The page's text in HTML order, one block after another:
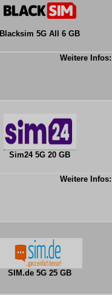
Blacksim 5G All 6 GB
Weitere Infos:
Sim24 5G 20 GB
Weitere Infos:
SIM.de 5G 25 GB